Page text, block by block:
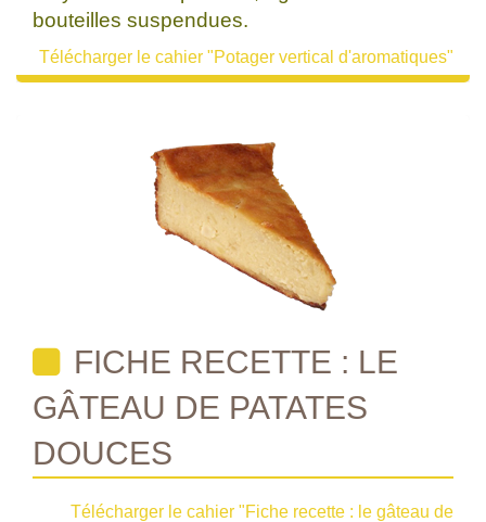
bouteilles suspendues.
Télécharger le cahier "Potager vertical d'aromatiques"
FICHE RECETTE : LE
GÂTEAU DE PATATES
DOUCES
Télécharger le cahier "Fiche recette : le gâteau de